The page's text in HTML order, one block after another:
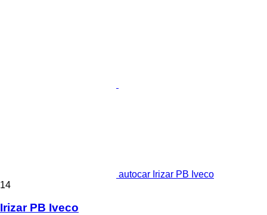
autocar Irizar PB Iveco
14
Irizar PB Iveco